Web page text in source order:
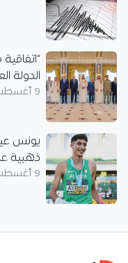
الدولة
9 أغسطس 2026
يونس
ذهبية
9 أغسطس 2026